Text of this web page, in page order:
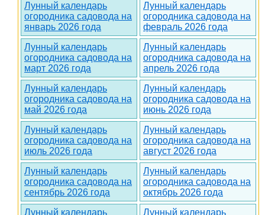
Лунный календарь
огородника садовода на
январь 2026 года
Лунный календарь
огородника садовода на
февраль 2026 года
Лунный календарь
огородника садовода на
март 2026 года
Лунный календарь
огородника садовода на
апрель 2026 года
Лунный календарь
огородника садовода на
май 2026 года
Лунный календарь
огородника садовода на
июнь 2026 года
Лунный календарь
огородника садовода на
июль 2026 года
Лунный календарь
огородника садовода на
август 2026 года
Лунный календарь
огородника садовода на
сентябрь 2026 года
Лунный календарь
огородника садовода на
октябрь 2026 года
Лунный календарь
Лунный календарь